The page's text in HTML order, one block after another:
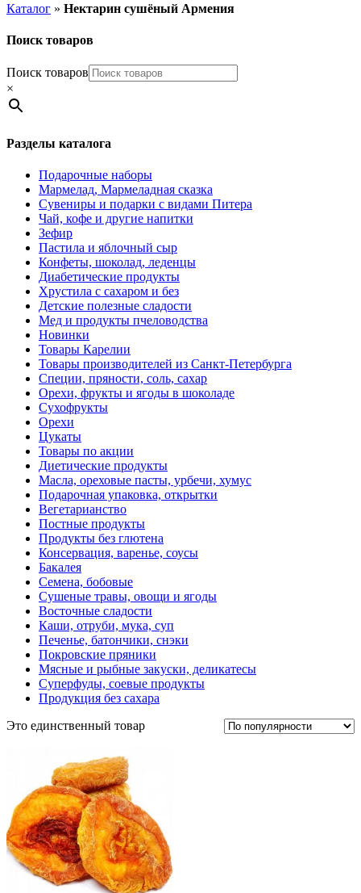
Каталог » Нектарин сушёный Армения
Поиск товаров
Поиск товаров
×
Разделы каталога
Подарочные наборы
Мармелад, Мармеладная сказка
Сувениры и подарки с видами Питера
Чай, кофе и другие напитки
Зефир
Пастила и яблочный сыр
Конфеты, шоколад, леденцы
Диабетические продукты
Хрустила с сахаром и без
Детские полезные сладости
Мед и продукты пчеловодства
Новинки
Товары Карелии
Товары производителей из Санкт-Петербурга
Специи, пряности, соль, сахар
Орехи, фрукты и ягоды в шоколаде
Сухофрукты
Орехи
Цукаты
Товары по акции
Диетические продукты
Масла, ореховые пасты, урбечи, хумус
Подарочная упаковка, открытки
Вегетарианство
Постные продукты
Продукты без глютена
Консервация, варенье, соусы
Бакалея
Семена, бобовые
Сушеные травы, овощи и ягоды
Восточные сладости
Каши, отруби, мука, суп
Печенье, батончики, снэки
Покровские пряники
Мясные и рыбные закуски, деликатесы
Суперфуды, соевые продукты
Продукция без сахара
Это единственный товар